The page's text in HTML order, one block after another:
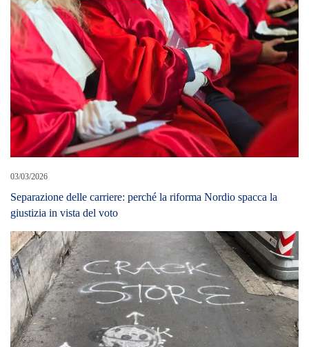
03/03/2026
Separazione delle carriere: perché la riforma Nordio spacca la
giustizia in vista del voto